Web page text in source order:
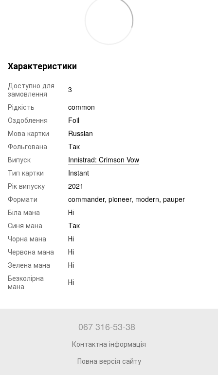
Характеристики
Доступно для
замовлення
3
Рідкість
common
Оздоблення
Foil
Мова картки
Russian
Фольгована
Так
Випуск
Innistrad: Crimson Vow
Тип картки
Instant
Рік випуску
2021
Формати
commander, pioneer, modern, pauper
Біла мана
Ні
Синя мана
Так
Чорна мана
Ні
Червона мана
Ні
Зелена мана
Ні
Безколірна
мана
Ні
067 316-53-38
Контактна інформація
Повна версія сайту